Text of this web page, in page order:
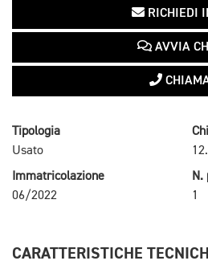
RICHIEDI
AVVIA
Tipologia
Usato
Immatricolazione
06/2022
1
CARATTERISTICHE